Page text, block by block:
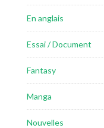
En anglais
Essai / Document
Fantasy
Manga
Nouvelles